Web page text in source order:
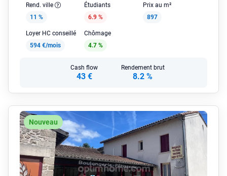
Rend. ville
11 %
Étudiants
6.9 %
Prix au m²
897
Loyer HC conseillé
594 €/mois
Chômage
4.7 %
Cash flow
43 €
Rendement brut
8.2 %
Nouveau